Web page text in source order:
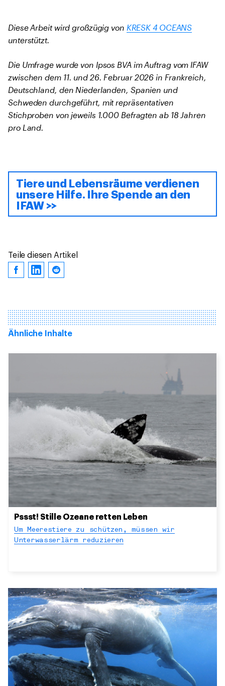
Diese Arbeit wird großzügig von KRESK 4 OCEANS
unterstützt.
Die Umfrage wurde von Ipsos BVA im Auftrag vom IFAW
zwischen dem 11. und 26. Februar 2026 in Frankreich,
Deutschland, den Niederlanden, Spanien und
Schweden durchgeführt, mit repräsentativen
Stichproben von jeweils 1.000 Befragten ab 18 Jahren
pro Land.
Tiere und Lebensräume verdienen
unsere Hilfe. Ihre Spende an den
IFAW >>
Teile diesen Artikel
Ähnliche Inhalte
Pssst! Stille Ozeane retten Leben
Um Meerestiere zu schützen, müssen wir
Unterwasserlärm reduzieren